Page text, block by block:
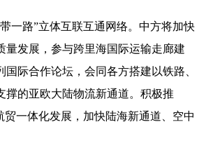
路”立体互联互通网络。中方将加快
量发展，参与跨里海国际运输走廊建
国际合作论坛，会同各方搭建以铁路、
撑的亚欧大陆物流新通道。积极推
贸一体化发展，加快陆海新通道、空中